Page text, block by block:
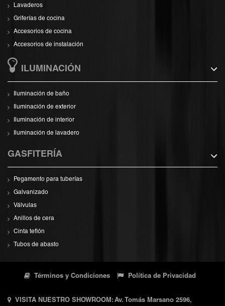
Lavaderos
Griferías de cocina
Accesorios de cocina
Accesorios de instalación
ILUMINACIÓN
Iluminación de baño
Iluminación de exterior
Iluminación de interior
Iluminación de lavadero
GASFITERÍA
Pegamento para tuberías
Galvanizado
Válvulas
Anillos de cera
Cinta teflón
Tubos de abasto
Términos y Condiciones Política de Privacidad
VISITA NUESTRO SHOWROOM: Av. Tomás Marsano 2596,